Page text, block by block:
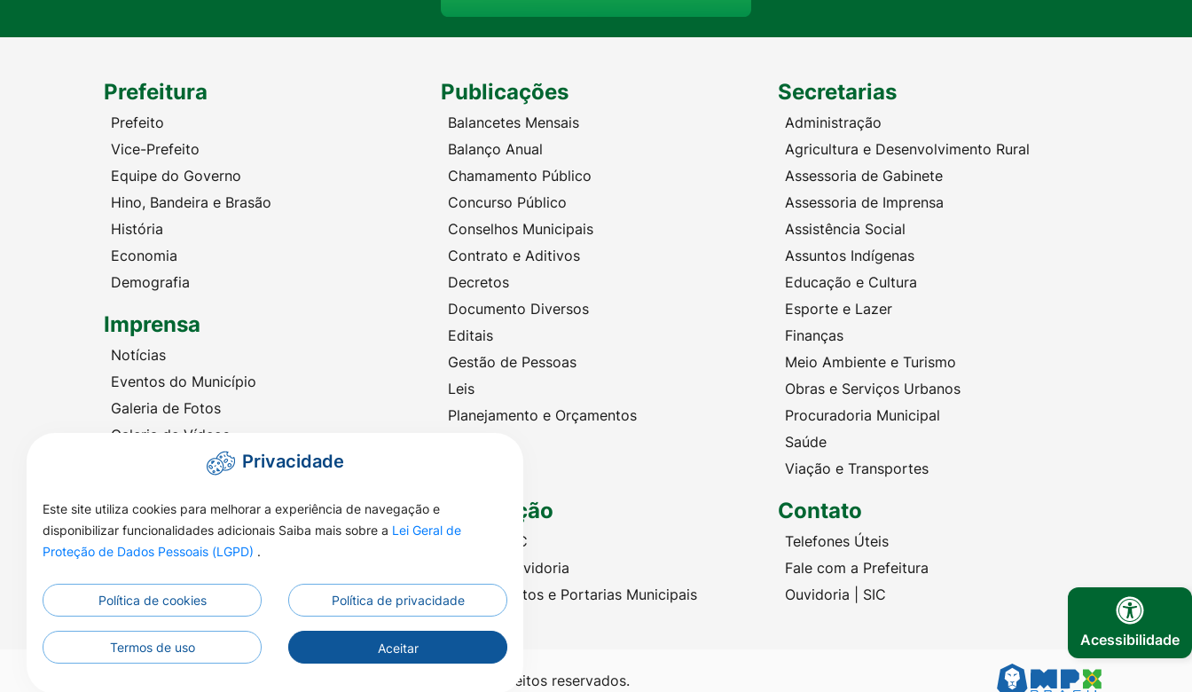
Prefeitura
Prefeito
Vice-Prefeito
Equipe do Governo
Hino, Bandeira e Brasão
História
Economia
Demografia
Imprensa
Notícias
Eventos do Município
Galeria de Fotos
Galeria de Vídeos
Audiência Eletrônica
Publicações
Balancetes Mensais
Balanço Anual
Chamamento Público
Concurso Público
Conselhos Municipais
Contrato e Aditivos
Decretos
Documento Diversos
Editais
Gestão de Pessoas
Leis
Planejamento e Orçamentos
Legislação
Criação SIC
Criação Ouvidoria
Leis, Decretos e Portarias Municipais
Secretarias
Administração
Agricultura e Desenvolvimento Rural
Assessoria de Gabinete
Assessoria de Imprensa
Assistência Social
Assuntos Indígenas
Educação e Cultura
Esporte e Lazer
Finanças
Meio Ambiente e Turismo
Obras e Serviços Urbanos
Procuradoria Municipal
Saúde
Viação e Transportes
Contato
Telefones Úteis
Fale com a Prefeitura
Ouvidoria | SIC
©2026 - Prefeitura Municipal de Nova Nazaré - Todos os direitos reservados.
Privacidade
Este site utiliza cookies para melhorar a experiência de navegação e
disponibilizar funcionalidades adicionais Saiba mais sobre a Lei Geral de
Proteção de Dados Pessoais (LGPD) .
Política de cookies Política de privacidade
Termos de uso Aceitar Acessibilidade